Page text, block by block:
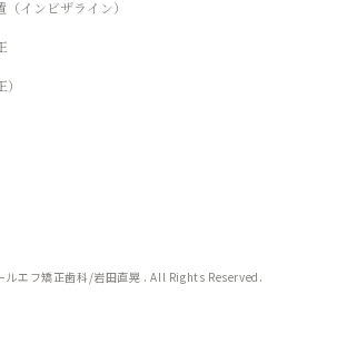
インビザライン）
エフ矯正歯科/岩田直晃 . All Rights Reserved.